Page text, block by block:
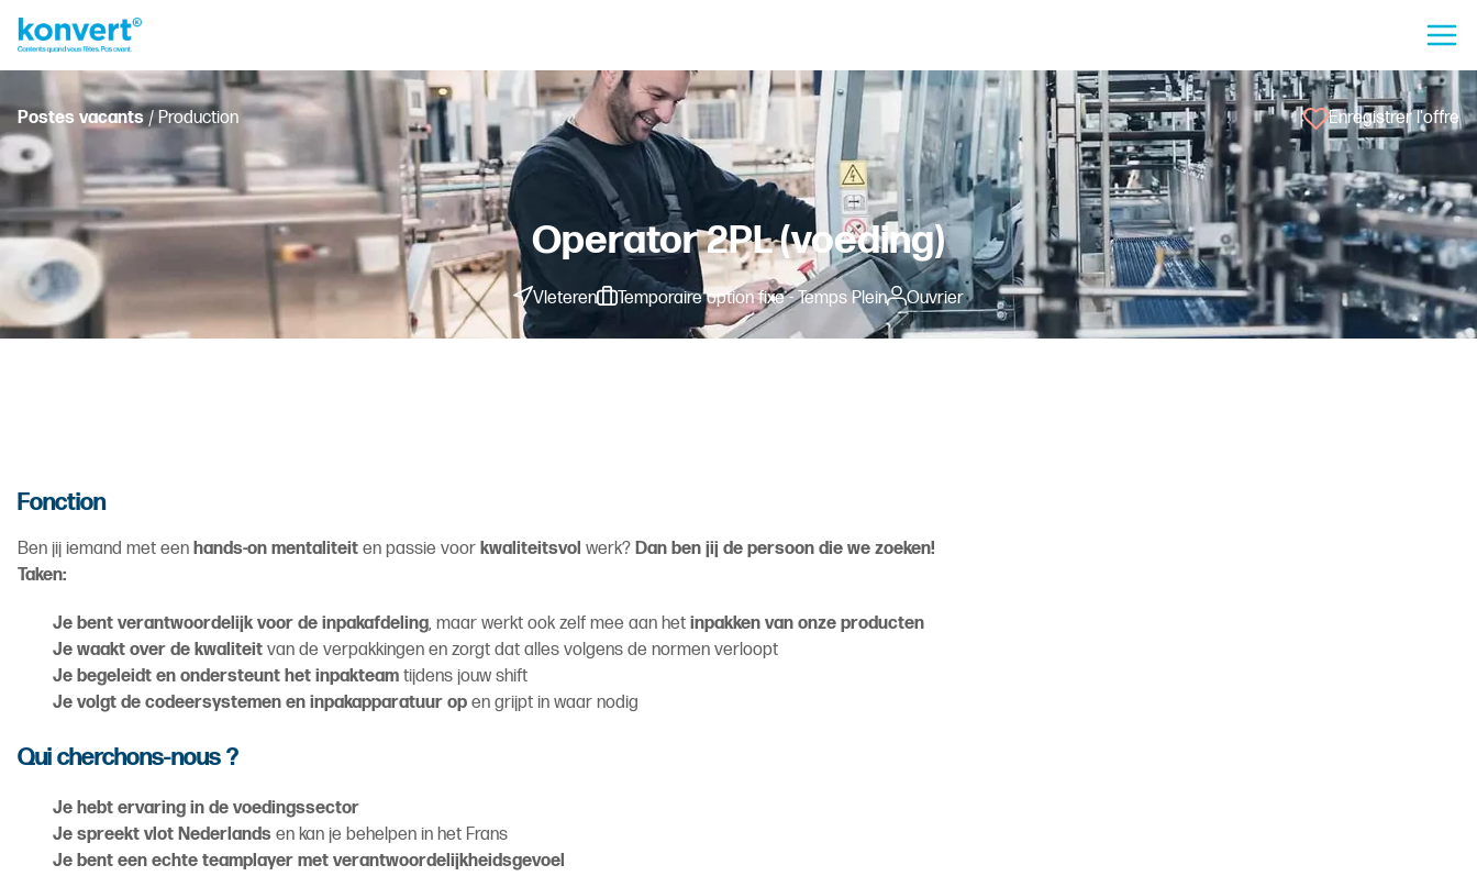
Postes vacants/ Production Enregistrer l'offre
Operator 2PL (voeding)
Vleteren Temporaire option fixe - Temps Plein Ouvrier
Fonction
Ben jij iemand met een hands-on mentaliteit en passie voor kwaliteitsvol werk? Dan ben jij de persoon die we zoeken!
Taken:
Je bent verantwoordelijk voor de inpakafdeling, maar werkt ook zelf mee aan het inpakken van onze producten
Je waakt over de kwaliteit van de verpakkingen en zorgt dat alles volgens de normen verloopt
Je begeleidt en ondersteunt het inpakteam tijdens jouw shift
Je volgt de codeersystemen en inpakapparatuur op en grijpt in waar nodig
Qui cherchons-nous ?
Je hebt ervaring in de voedingssector
Je spreekt vlot Nederlands en kan je behelpen in het Frans
Je bent een echte teamplayer met verantwoordelijkheidsgevoel